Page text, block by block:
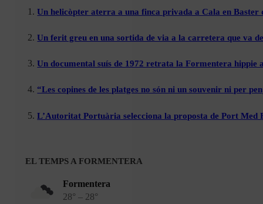
Un helicòpter aterra a una finca privada a Cala en
Un ferit greu en una sortida de via a la carretera que va
Un documental suís de 1972 retrata la Formentera
“Les copines de les platges no són ni un souvenir ni per
L’Autoritat Portuària selecciona la proposta de Port
EL TEMPS A FORMENTERA
Formentera
28° – 28°